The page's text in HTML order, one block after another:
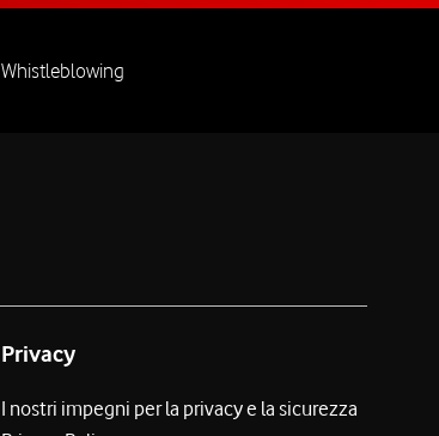
Whistleblowing
Privacy
I nostri impegni per la privacy e la sicurezza